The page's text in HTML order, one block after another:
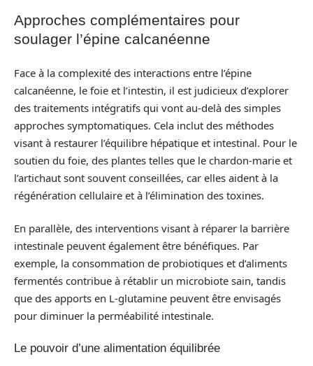
Approches complémentaires pour
soulager l’épine calcanéenne
Face à la complexité des interactions entre l’épine
calcanéenne, le foie et l’intestin, il est judicieux d’explorer
des traitements intégratifs qui vont au-delà des simples
approches symptomatiques. Cela inclut des méthodes
visant à restaurer l’équilibre hépatique et intestinal. Pour le
soutien du foie, des plantes telles que le chardon-marie et
l’artichaut sont souvent conseillées, car elles aident à la
régénération cellulaire et à l’élimination des toxines.
En parallèle, des interventions visant à réparer la barrière
intestinale peuvent également être bénéfiques. Par
exemple, la consommation de probiotiques et d’aliments
fermentés contribue à rétablir un microbiote sain, tandis
que des apports en L-glutamine peuvent être envisagés
pour diminuer la perméabilité intestinale.
Le pouvoir d’une alimentation équilibrée